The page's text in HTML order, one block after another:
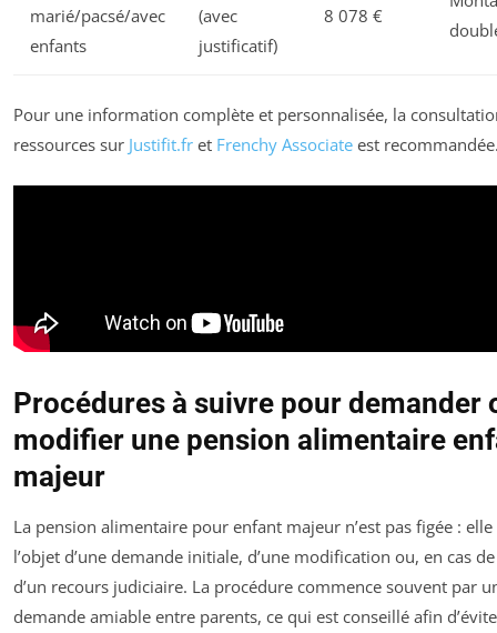
marié/pacsé/avec
enfants
(avec
justificatif)
8 078 €
Pour une information complète et personnalisée, la
ressources sur Justifit.fr et Frenchy Associate est
Procédures à suivre pour demander
modifier une pension alimentaire
majeur
La pension alimentaire pour enfant majeur n’est pas figée :
l’objet d’une demande initiale, d’une modification ou, en cas
d’un recours judiciaire. La procédure commence souvent par
demande amiable entre parents, ce qui est conseillé afin